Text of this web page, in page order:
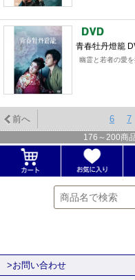
青春牡丹燈籠
幽霊と若者の愛
前へ 6 7
176 ～ 200商
>お問い合わせ